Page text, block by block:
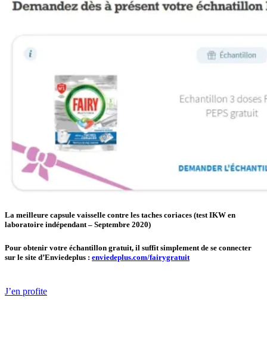
La meilleure capsule vaisselle contre les taches coriaces (test IKW en
laboratoire indépendant – Septembre 2020)
Pour obtenir votre échantillon gratuit, il suffit simplement de se connecter
sur le site d’Enviedeplus : enviedeplus.com/fairygratuit
J’en profite